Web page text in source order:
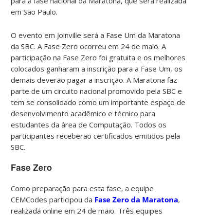
em São Paulo.
O evento em Joinville será a Fase Um da Maratona
da SBC. A Fase Zero ocorreu em 24 de maio. A
participação na Fase Zero foi gratuita e os melhores
colocados ganharam a inscrição para a Fase Um, os
demais deverão pagar a inscrição. A Maratona faz
parte de um circuito nacional promovido pela SBC e
tem se consolidado como um importante espaço de
desenvolvimento acadêmico e técnico para
estudantes da área de Computação. Todos os
participantes receberão certificados emitidos pela
SBC.
Fase Zero
Como preparação para esta fase, a equipe
CEMCodes participou da Fase Zero da Maratona,
realizada online em 24 de maio. Três equipes